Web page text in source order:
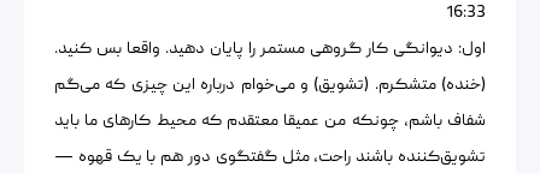
16:33
اول: دیوانگی کار گروهی مستمر را پایان دهید. واقعا بس کنید.
(خنده) متشکرم. (تشویق) و می‌خوام درباره این چیزی که می‌گم
شفاف باشم، چونکه من عمیقا معتقدم که محیط کار‌های ما باید
تشویق‌کننده باشند راحت، مثل گفتگوی دور هم با یک قهوه —